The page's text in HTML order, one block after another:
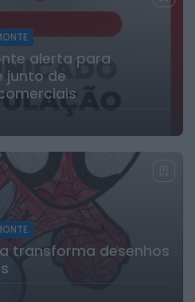
alerta para
junto de
transforma desenhos